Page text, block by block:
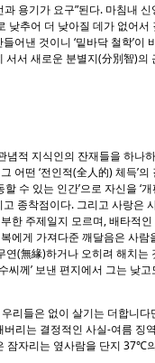
용기가 요구”된다. 마침내
추어 더 낮아질 데가 없어
어낸 것이니 ‘밑바닥 철학’이
서 새로운 분별지(分別智)의
념적 지식인의 잔재들을 하나
떤 ‘전인적(全人的) 체득’
수 있는 인간’으로 자신을 ‘개
종착점이다. 그리고 사랑은
한 주제일지 모르며, 배타적
에게 가져다준 깨달음은 사
(無緣)하거나 오히려 해치
께’ 보낸 편지에서 그는 낮
리들은 없이 살기는 더합니
리는 결정적인 사실-여름 징
잠자리는 옆사람을 단지 37℃